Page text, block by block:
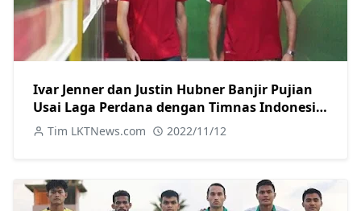
Ivar Jenner dan Justin Hubner Banjir Pujian
Usai Laga Perdana dengan Timnas Indonesia
U-20Tim LKTNews.com 2022/11/12